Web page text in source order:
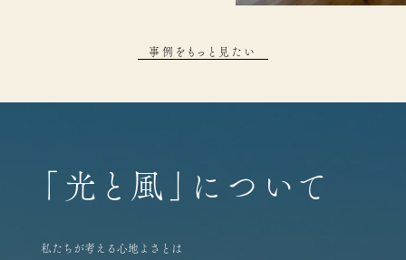
事例をもっと見たい
「光と風」について
私たちが考える心地よさとは